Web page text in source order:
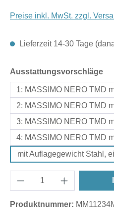
Preise inkl. MwSt. zzgl.
Lieferzeit 14-30 Tage
Ausstattungsvorschläge
1: MASSIMO NERO TMD
2: MASSIMO NERO TMD
3: MASSIMO NERO TMD
4: MASSIMO NERO TMD
mit Auflagegewicht Stahl,
Produktnummer: